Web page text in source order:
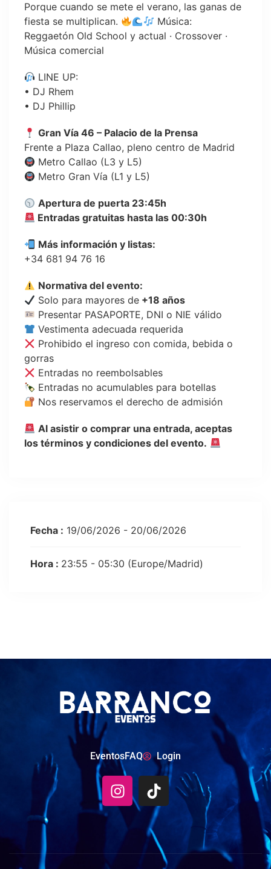
Porque cuando se mete el verano, las ganas de
fiesta se multiplican.
Música:
Reggaetón Old School y actual · Crossover ·
Música comercial
LINE UP:
• DJ Rhem
• DJ Phillip
Gran Vía 46 – Palacio de la Prensa
Frente a Plaza Callao, pleno centro de Madrid
Metro Callao (L3 y L5)
Metro Gran Vía (L1 y L5)
Apertura de puerta 23:45h
Entradas gratuitas hasta las 00:30h
Más información y listas:
+34 681 94 76 16
Normativa del evento:
Solo para mayores de +18 años
Presentar PASAPORTE, DNI o NIE válido
Vestimenta adecuada requerida
Prohibido el ingreso con comida, bebida o
gorras
Entradas no reembolsables
Entradas no acumulables para botellas
Nos reservamos el derecho de admisión
Al asistir o comprar una entrada, aceptas
los términos y condiciones del evento.
Fecha : 19/06/2026 - 20/06/2026
Hora : 23:55 - 05:30 (Europe/Madrid)
EventosFAQ Login